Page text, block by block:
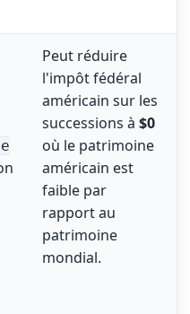
Peut réduire
l'impôt fédéral
américain sur les
successions à $0
où le patrimoine
américain est
faible par
rapport au
patrimoine
mondial.